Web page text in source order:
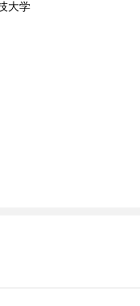
大学